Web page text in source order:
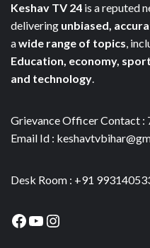
Keshav TV 24 is a reputed
delivering unbiased,
awide range of topics,
Education, economy,
and technology.
Grievance Officer Contact :
Email Id :
Desk Room : +91
Facebook
YouTube
Instagram